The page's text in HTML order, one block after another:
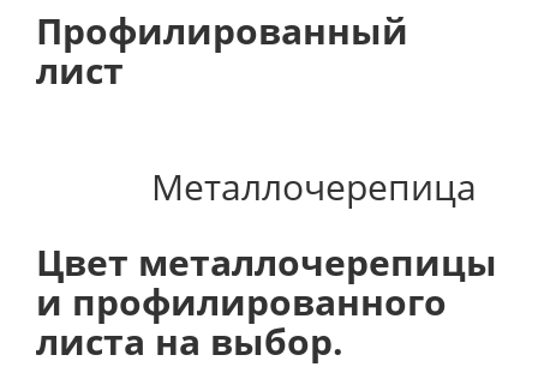
Профилированный
лист
Металлочерепица
Цвет металлочерепицы
и профилированного
листа на выбор.